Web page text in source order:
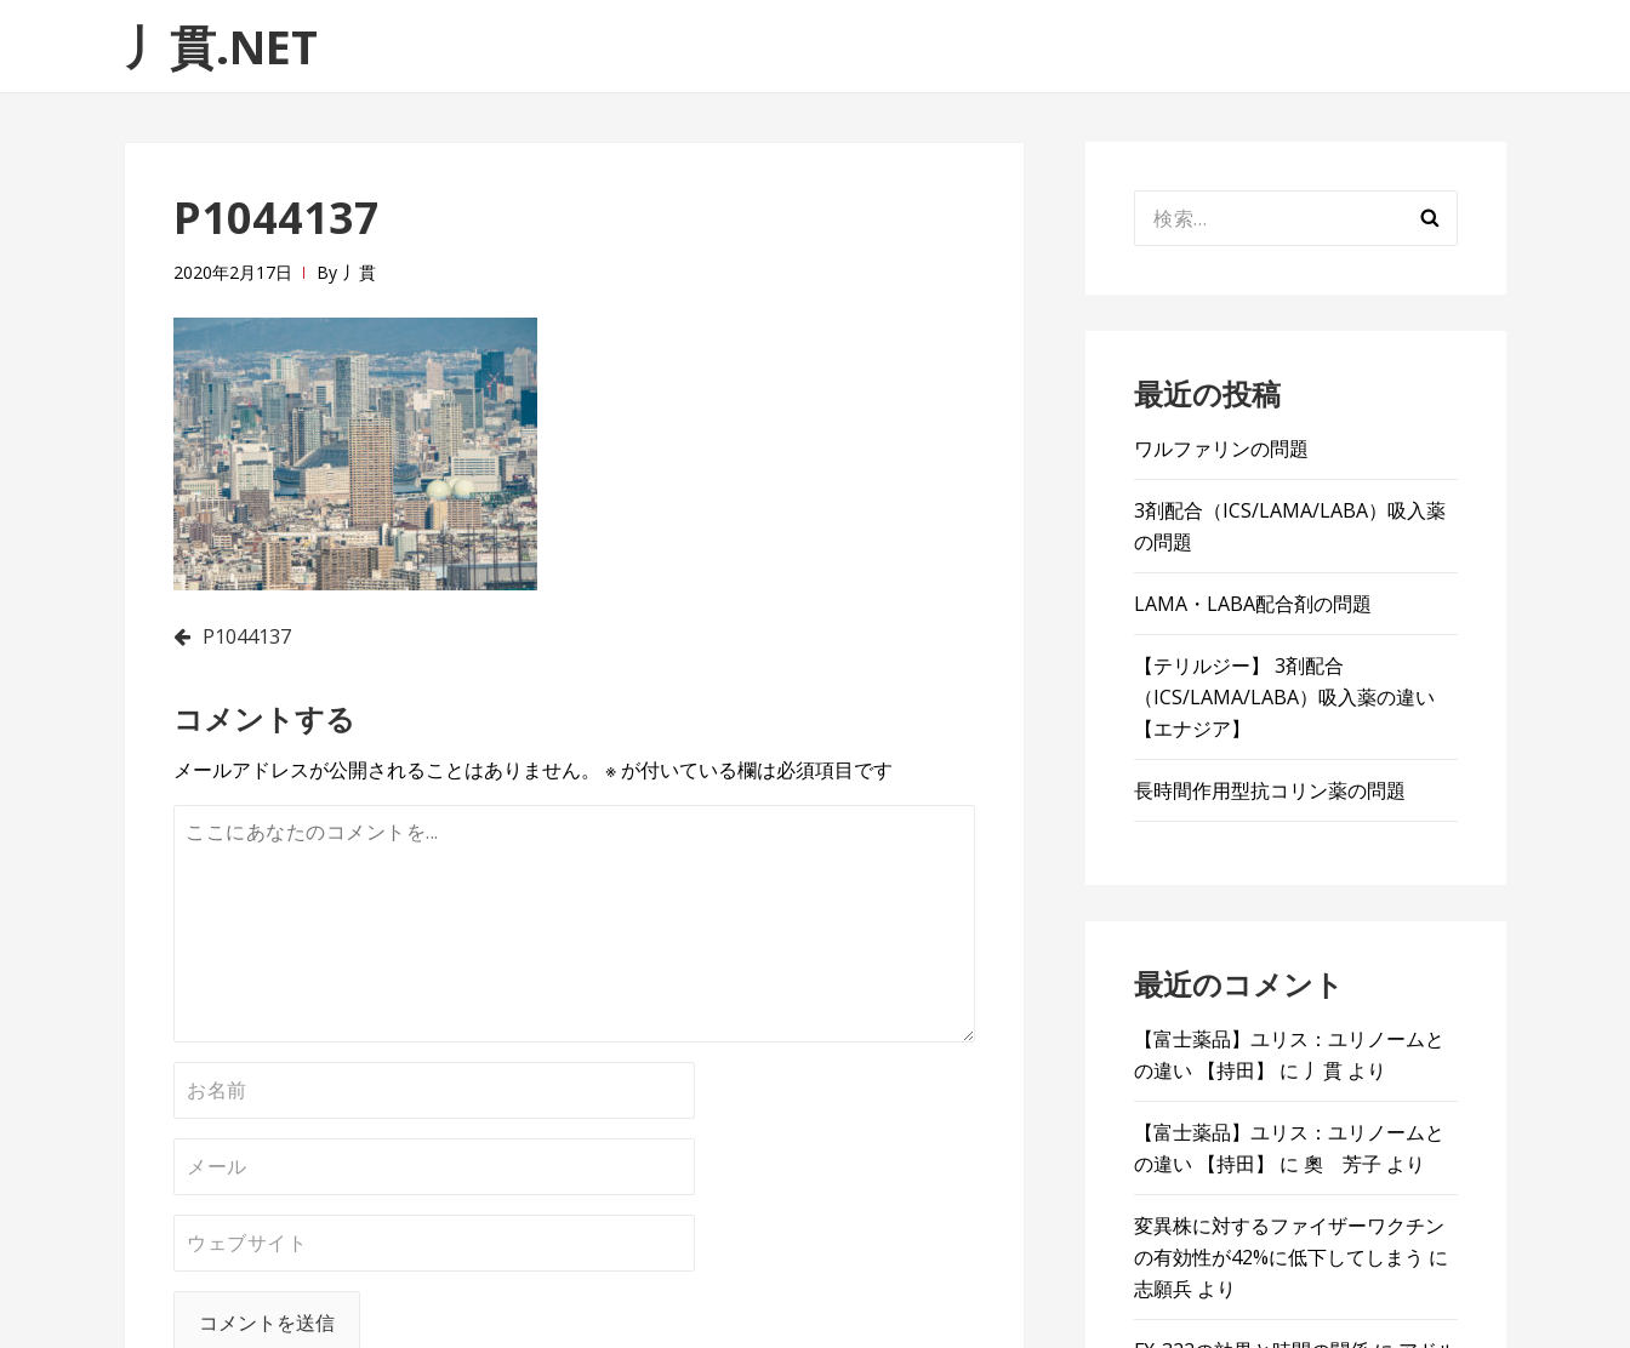
ゲ
テ丿貫.NET
P1044137
2020年2月17日 By 丿貫
投
ナ
ビ
ゲ
P1044137
コメントする
メールアドレスが公開されることはありません。 ※ が付いている欄は必須項目です
索:
最近の投稿
ワルファリンの問題
3剤配合（ICS/LAMA/LABA）吸入薬
の問題
LAMA・LABA配合剤の問題
【テリルジー】 3剤配合
（ICS/LAMA/LABA）吸入薬の違い
【エナジア】
長時間作用型抗コリン薬の問題
最近のコメント
【富士薬品】ユリス：ユリノームと
の違い 【持田】
に 丿貫 より
【富士薬品】ユリス：ユリノームと
の違い 【持田】
に奧 芳子 より
変異株に対するファイザーワクチン
の有効性が42%に低下してしまう に
志願兵 より